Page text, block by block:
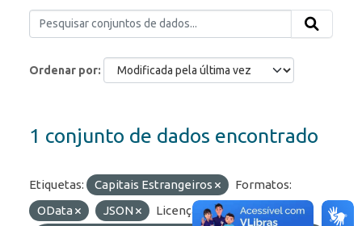
Ordenar por
1 conjunto de dados encontrado
Etiquetas: Capitais Estrangeiros
Formatos:
OData
JSON
Licenças: